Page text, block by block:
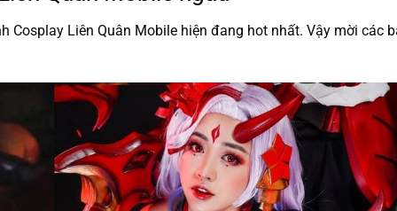
Cosplay Liên Quân Mobile hiện đang hot nhất. Vậy mời các